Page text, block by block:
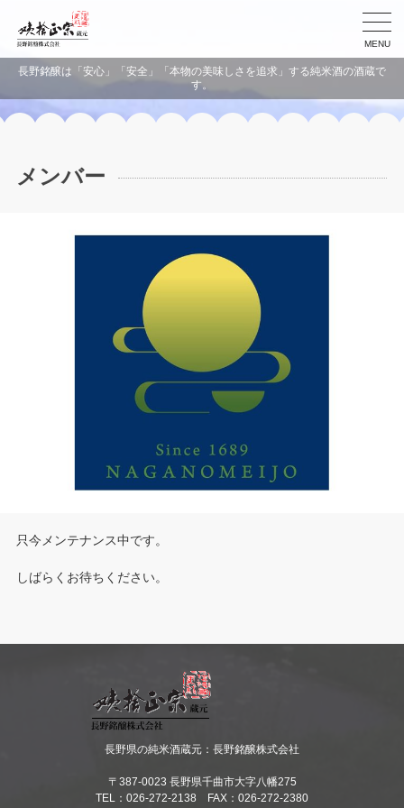
MENU
長野銘醸は「安心」「安全」「本物の美味しさを追求」する純米酒の酒蔵で
す。
メンバー
只今メンテナンス中です。
しばらくお待ちください。
長野県の純米酒蔵元：長野銘醸株式会社
〒387-0023 長野県千曲市大字八幡275
TEL：026-272-2138 FAX：026-272-2380